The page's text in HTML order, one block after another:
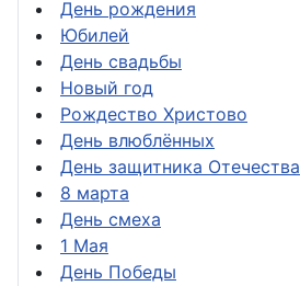
День рождения
Юбилей
День свадьбы
Новый год
Рождество Христово
День влюблённых
День защитника Отечества
8 марта
День смеха
1 Мая
День Победы